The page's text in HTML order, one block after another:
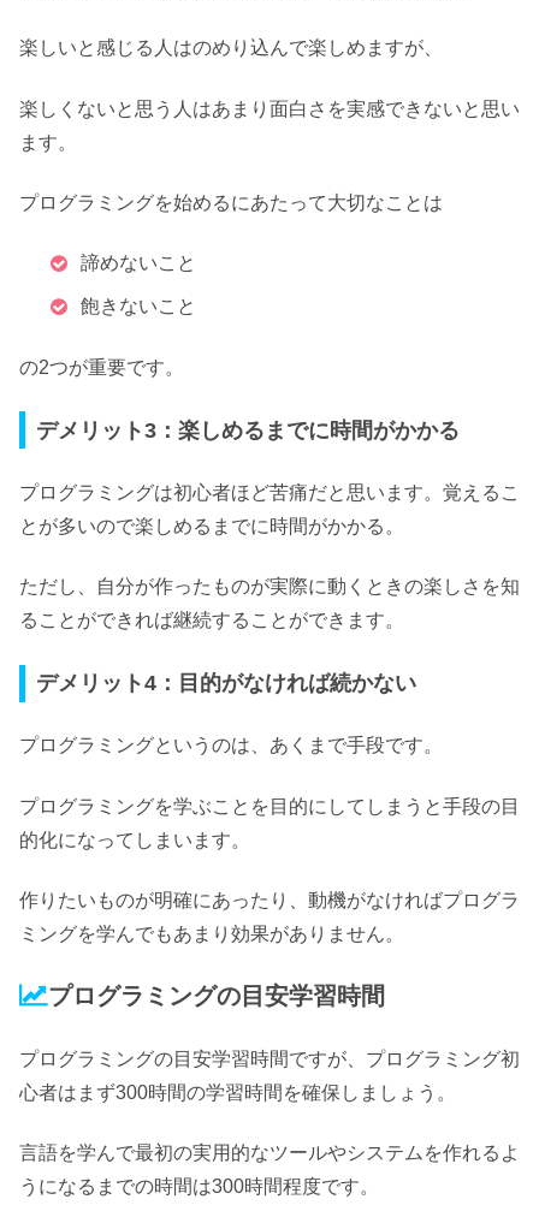
楽しいと感じる人はのめり込んで楽しめますが、
楽しくないと思う人はあまり面白さを実感できないと思い
ます。
プログラミングを始めるにあたって大切なことは
諦めないこと
飽きないこと
の2つが重要です。
デメリット3：楽しめるまでに時間がかかる
プログラミングは初心者ほど苦痛だと思います。覚えるこ
とが多いので楽しめるまでに時間がかかる。
ただし、自分が作ったものが実際に動くときの楽しさを知
ることができれば継続することができます。
デメリット4：目的がなければ続かない
プログラミングというのは、 あくまで手段です。
プログラミングを学ぶことを目的にしてしまうと手段の目
的化になってしまいます。
作りたいものが明確にあったり、動機がなければプログラ
ミングを学んでもあまり効果がありません。
プログラミングの目安学習時間
プログラミングの目安学習時間ですが、 プログラミング初
心者はまず300時間の学習時間を確保しましょう。
言語を学んで最初の実用的なツールやシステムを作れるよ
うになるまでの時間は300時間程度です。